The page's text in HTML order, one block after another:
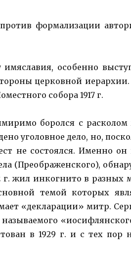
формализации
особенно
церковной
собора 1917 г.
боролся с расколом
уголовное дело, но,
не состоялся. Именно
(Преображенского),
г. жил инкогнито в разных
темой которых
«декларации» митр.
в 1929 г. и с тех пор